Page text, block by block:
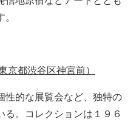
東京都渋谷区神宮前）
性的な展覧会など、独特の
。コレクションは１９６